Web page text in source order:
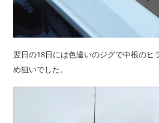
翌日の18日には色違いのジグで中根のヒ
め狙いでした。